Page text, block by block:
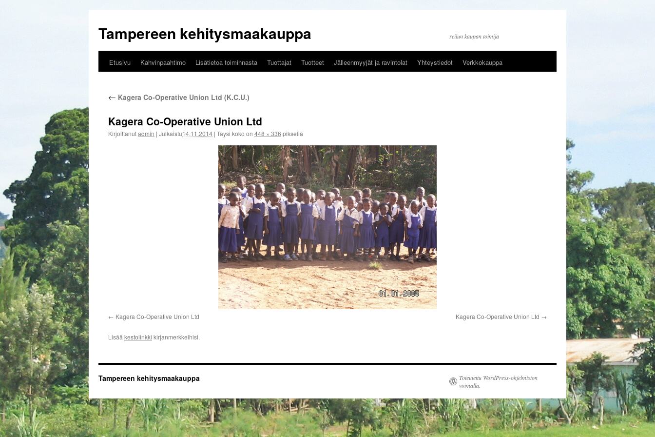
Tampereen kehitysmaakauppa reilun kaupan toimija
Siirry
Etusivu Kahvinpaahtimo Lisätietoa toiminnasta Tuottajat Tuotteet Jälleenmyyjät ja ravintolat Yhteystiedot Verkkokauppa
← Kagera Co-Operative Union Ltd (K.C.U.)
Kagera Co-Operative Union Ltd
Kirjoittanutadmin | Julkaistu14.11.2014 | Täysi koko on 448 × 336 pikseliä
Kagera Co-Operative Union Ltd Kagera Co-Operative Union Ltd
Lisää kestolinkki kirjanmerkkeihisi.
Tampereen kehitysmaakauppa
Toteutettu WordPress-ohjelmiston
voimalla.